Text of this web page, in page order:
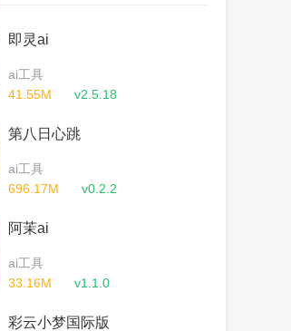
即灵ai
ai工具
41.55M
v2.5.18
第八日心跳
ai工具
696.17M
v0.2.2
阿茉ai
ai工具
33.16M
v1.1.0
彩云小梦国际版